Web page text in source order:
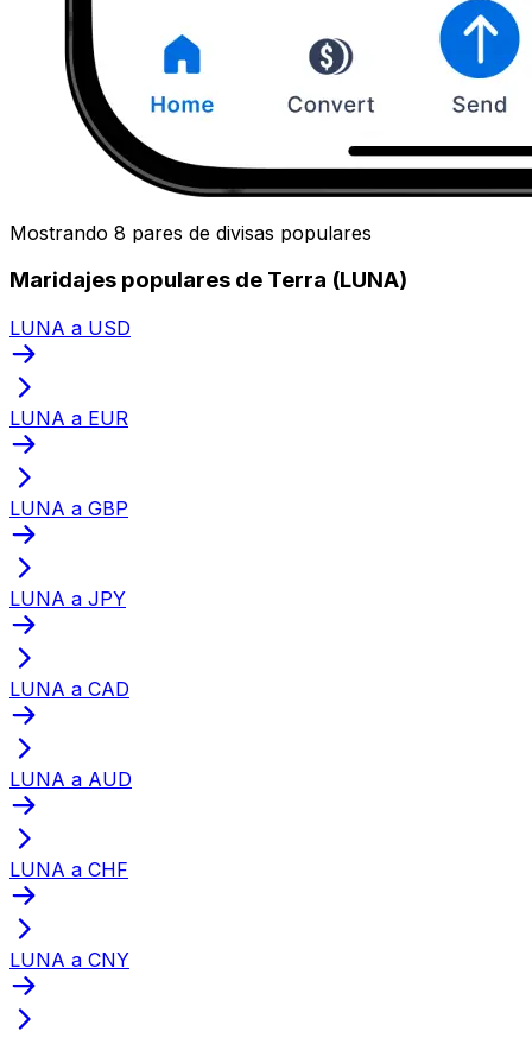
Mostrando 8 pares de divisas populares
Maridajes populares de Terra (LUNA)
LUNA a USD
LUNA a EUR
LUNA a GBP
LUNA a JPY
LUNA a CAD
LUNA a AUD
LUNA a CHF
LUNA a CNY